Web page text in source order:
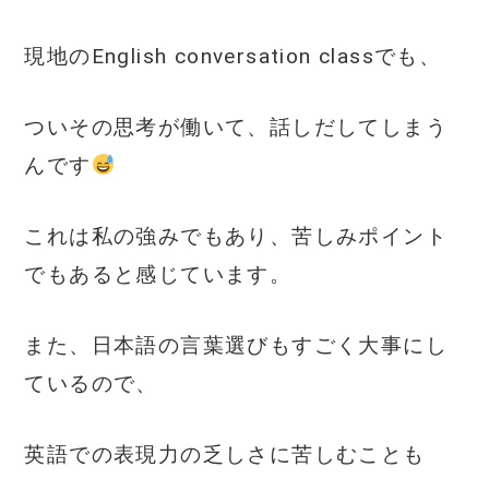
現地のEnglish conversation classでも、
ついその思考が働いて、話しだしてしまう
んです
これは私の強みでもあり、苦しみポイント
でもあると感じています。
また、日本語の言葉選びもすごく大事にし
ているので、
英語での表現力の乏しさに苦しむことも